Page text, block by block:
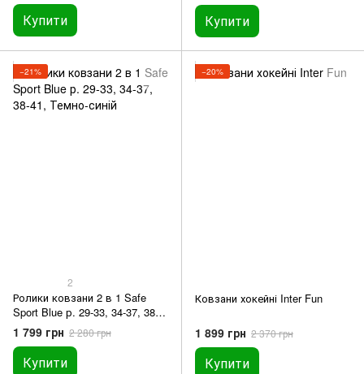
Купити Купити
−21%
2
Ролики ковзани 2 в 1 Safe
Sport Blue р. 29-33, 34-37, 38-
41
1 799 грн 2 280 грн
Купити
−20%
Ковзани хокейні Inter Fun
1 899 грн 2 370 грн
Купити